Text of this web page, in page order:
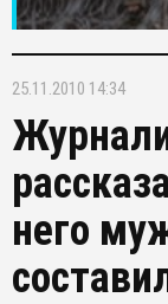
25.11.2010 14:34
него